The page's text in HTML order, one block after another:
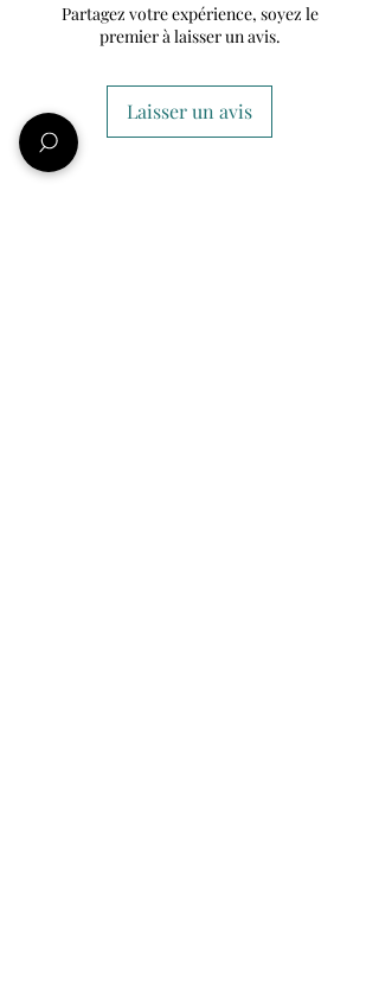
Partagez votre expérience, soyez le
premier à laisser un avis.
Laisser un avis